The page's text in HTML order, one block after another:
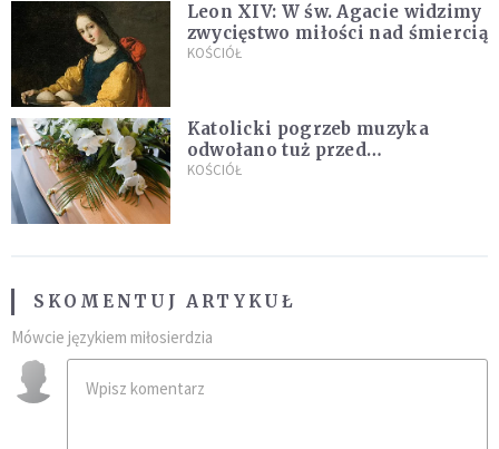
Leon XIV: W św. Agacie widzimy
zwycięstwo miłości nad śmiercią
KOŚCIÓŁ
Katolicki pogrzeb muzyka
odwołano tuż przed
uroczystością. Powodem była
KOŚCIÓŁ
SKOMENTUJ ARTYKUŁ
Mówcie językiem miłosierdzia